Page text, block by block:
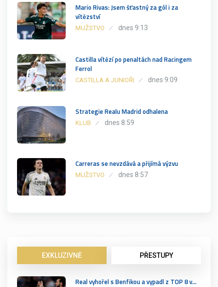
Mario Rivas: Jsem šťastný za gól i za
vítězství
MUŽSTVO dnes 9:13
Castilla vítězí po penaltách nad Racingem
Ferrol
CASTILLA A JUNIOŘI dnes 9:09
Strategie Realu Madrid odhalena
KLUB dnes 8:59
Carreras se nevzdává a přijímá výzvu
MUŽSTVO dnes 8:57
EXKLUZIVNĚ PŘESTUPY
Real vyhořel s Benfikou a vypadl z TOP 8 v…